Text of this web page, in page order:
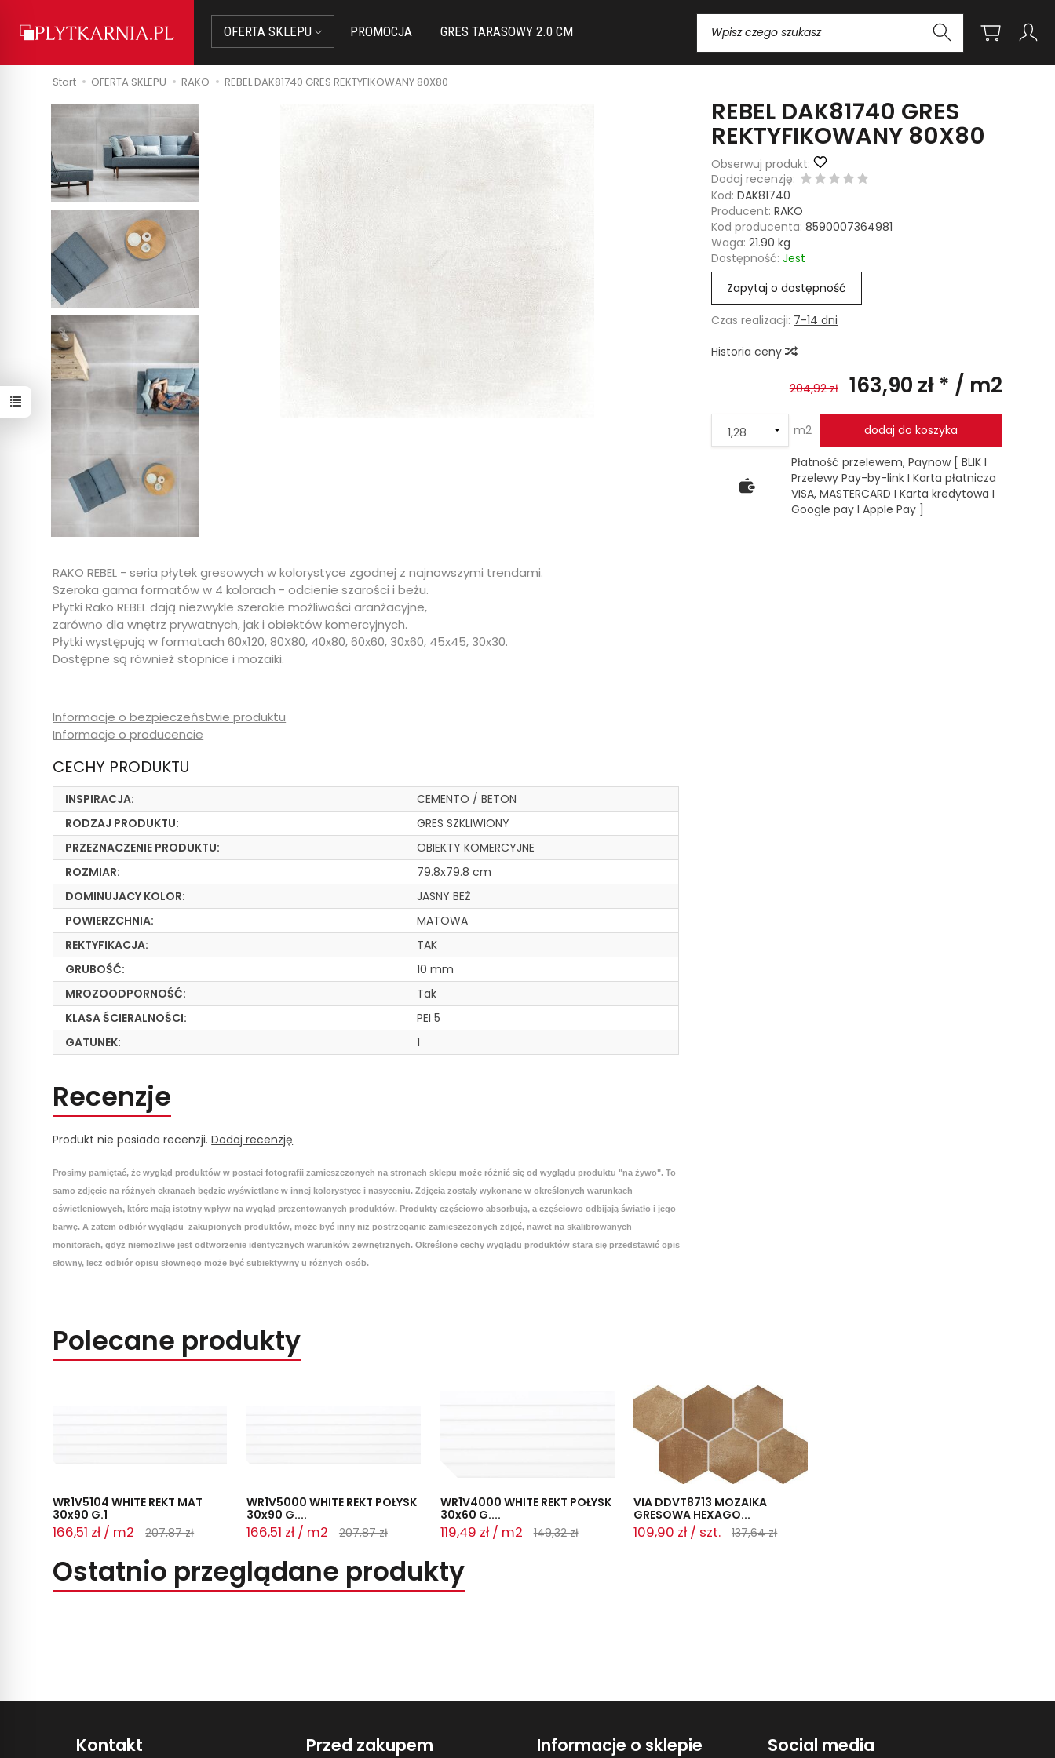
OFERTA SKLEPU PROMOCJA GRES TARASOWY 2.0 CM
Start OFERTA SKLEPU RAKO REBEL DAK81740 GRES REKTYFIKOWANY 80X80
REBEL DAK81740 GRES
REKTYFIKOWANY 80X80
Obserwuj produkt:
Dodaj recenzję:
Kod: DAK81740
Producent: RAKO
Kod producenta: 8590007364981
Waga: 21.90 kg
Dostępność: Jest
Zapytaj o dostępność
Czas realizacji: 7-14 dni
Historia ceny
204,92 zł 163,90 zł * / m2
m2 dodaj do koszyka
Płatność przelewem, Paynow [ BLIK I
Przelewy Pay-by-link I Karta płatnicza
VISA, MASTERCARD I Karta kredytowa I
Google pay I Apple Pay ]
RAKO REBEL - seria płytek gresowych w kolorystyce zgodnej z najnowszymi trendami.
Szeroka gama formatów w 4 kolorach - odcienie szarości i beżu.
Płytki Rako REBEL dają niezwykle szerokie możliwości aranżacyjne,
zarówno dla wnętrz prywatnych, jak i obiektów komercyjnych.
Płytki występują w formatach 60x120, 80X80, 40x80, 60x60, 30x60, 45x45, 30x30.
Dostępne są również stopnice i mozaiki.
Informacje o bezpieczeństwie produktu
Informacje o producencie
CECHY PRODUKTU
INSPIRACJA:
CEMENTO / BETON
RODZAJ PRODUKTU:
GRES SZKLIWIONY
PRZEZNACZENIE PRODUKTU:
OBIEKTY KOMERCYJNE
ROZMIAR:
79.8x79.8 cm
DOMINUJACY KOLOR:
JASNY BEŻ
POWIERZCHNIA:
MATOWA
REKTYFIKACJA:
TAK
GRUBOŚĆ:
10 mm
MROZOODPORNOŚĆ:
Tak
KLASA ŚCIERALNOŚCI:
PEI 5
GATUNEK:
1
Recenzje
Produkt nie posiada recenzji.Dodaj recenzję
Prosimy pamiętać, że wygląd produktów w postaci fotografii zamieszczonych na stronach sklepu może różnić się od wyglądu produktu "na żywo". To
samo zdjęcie na różnych ekranach będzie wyświetlane w innej kolorystyce i nasyceniu. Zdjęcia zostały wykonane w określonych warunkach
oświetleniowych, które mają istotny wpływ na wygląd prezentowanych produktów. Produkty częściowo absorbują, a częściowo odbijają światło i jego
barwę. A zatem odbiór wyglądu zakupionych produktów, może być inny niż postrzeganie zamieszczonych zdjęć, nawet na skalibrowanych
monitorach, gdyż niemożliwe jest odtworzenie identycznych warunków zewnętrznych. Określone cechy wyglądu produktów stara się przedstawić opis
słowny, lecz odbiór opisu słownego może być subiektywny u różnych osób.
Polecane produkty
WR1V5104 WHITE REKT MAT
30x90 G.1
166,51 zł / m2 207,87 zł
WR1V5000 WHITE REKT POŁYSK
30x90 G....
166,51 zł / m2 207,87 zł
WR1V4000 WHITE REKT POŁYSK
30x60 G....
119,49 zł / m2 149,32 zł
VIA DDVT8713 MOZAIKA
GRESOWA HEXAGO...
109,90 zł / szt. 137,64 zł
Ostatnio przeglądane produkty
Kontakt Przed zakupem Informacje o sklepie Social media